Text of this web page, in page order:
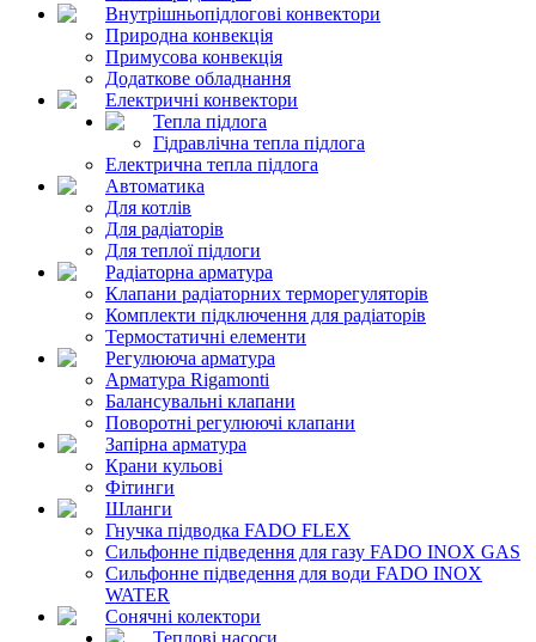
Внутрішньопідлогові конвектори
Природна конвекція
Примусова конвекція
Додаткове обладнання
Електричні конвектори
Тепла підлога
Гідравлічна тепла підлога
Електрична тепла підлога
Автоматика
Для котлів
Для радіаторів
Для теплої підлоги
Радіаторна арматура
Клапани радіаторних терморегуляторів
Комплекти підключення для радіаторів
Термостатичні елементи
Регулююча арматура
Арматура Rigamonti
Балансувальні клапани
Поворотні регулюючі клапани
Запірна арматура
Крани кульові
Фітинги
Шланги
Гнучка підводка FADO FLEX
Сильфонне підведення для газу FADO INOX GAS
Сильфонне підведення для води FADO INOX
WATER
Сонячні колектори
Теплові насоси